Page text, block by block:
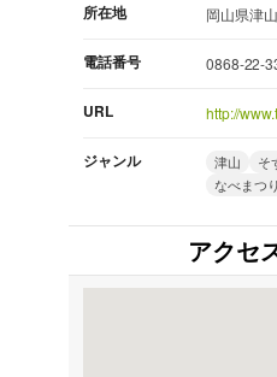
所在地 岡山県津
電話番号 0868-22-
URL http://
ジャンル 津山
そ
なべまつり
アクセ